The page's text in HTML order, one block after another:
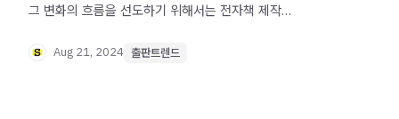
그 변화의 흐름을 선도하기 위해서는 전자책 제작
Aug 21, 2024 출판트렌드